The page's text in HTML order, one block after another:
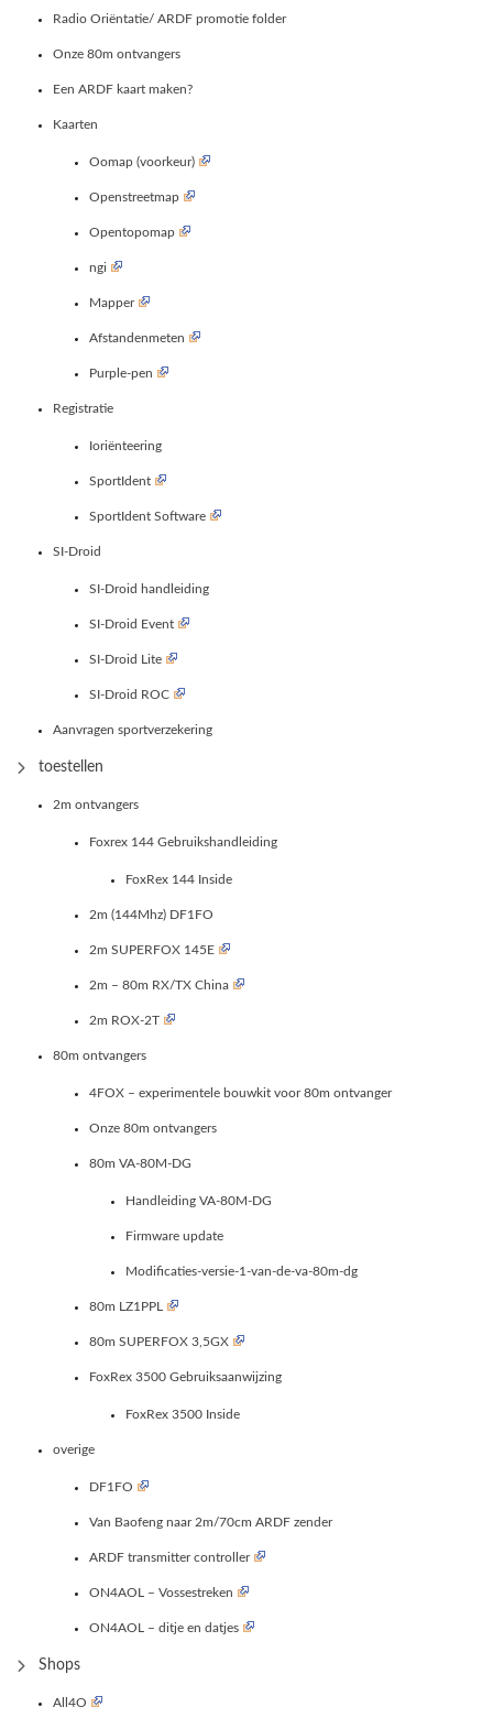
Radio Oriëntatie/ ARDF promotie folder
Onze 80m ontvangers
Een ARDF kaart maken?
Kaarten
Oomap (voorkeur)
Openstreetmap
Opentopomap
ngi
Mapper
Afstandenmeten
Purple-pen
Registratie
Ioriënteering
SportIdent
SportIdent Software
SI-Droid
SI-Droid handleiding
SI-Droid Event
SI-Droid Lite
SI-Droid ROC
Aanvragen sportverzekering
toestellen
2m ontvangers
Foxrex 144 Gebruikshandleiding
FoxRex 144 Inside
2m (144Mhz) DF1FO
2m SUPERFOX 145E
2m – 80m RX/TX China
2m ROX-2T
80m ontvangers
4FOX – experimentele bouwkit voor 80m ontvanger
Onze 80m ontvangers
80m VA-80M-DG
Handleiding VA-80M-DG
Firmware update
Modificaties-versie-1-van-de-va-80m-dg
80m LZ1PPL
80m SUPERFOX 3,5GX
FoxRex 3500 Gebruiksaanwijzing
FoxRex 3500 Inside
overige
DF1FO
Van Baofeng naar 2m/70cm ARDF zender
ARDF transmitter controller
ON4AOL – Vossestreken
ON4AOL – ditje en datjes
Shops
All4O